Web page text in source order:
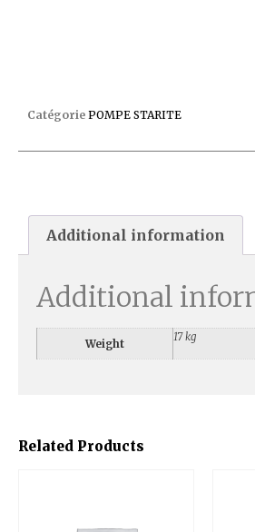
Related Products
Catégorie POMPE STARITE
Additional information
Additional
Weight
17 kg